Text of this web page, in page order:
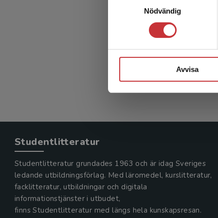
Nödvändig
Avvisa
Exkl.
Studentlitteratur
Studentlitteratur grundades 1963 och är idag Sveriges
ledande utbildningsförlag. Med läromedel, kurslitteratur,
facklitteratur, utbildningar och digitala
informationstjänster i utbudet,
finns Studentlitteratur med längs hela kunskapsresan.